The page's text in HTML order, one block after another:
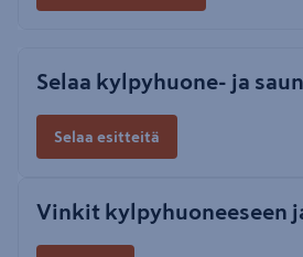
Selaa kylpyhuone- ja
Selaa esitteitä
Vinkit kylpyhuoneeseen